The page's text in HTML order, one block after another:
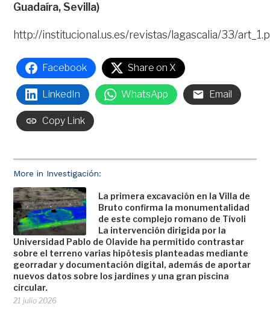
More in Investigación:
La primera excavación en la Villa de
Bruto confirma la monumentalidad
de este complejo romano de Tívoli
La intervención dirigida por la
Universidad Pablo de Olavide ha permitido contrastar
sobre el terreno varias hipótesis planteadas mediante
georradar y documentación digital, además de aportar
nuevos datos sobre los jardines y una gran piscina
circular.
21 julio 2026
Guadaíra, Sevilla)
http://institucional.us.es/revistas/lagascalia/33/
Facebook Share on X
LinkedIn WhatsApp Email
Copy Link